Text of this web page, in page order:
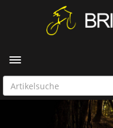
Toggle navigation